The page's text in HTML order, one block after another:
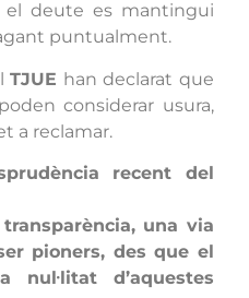
deute es mantingui
puntualment.
TJUE han declarat que
considerar usura,
a reclamar.
recent del
una via
pioners, des que el
d’aquestes